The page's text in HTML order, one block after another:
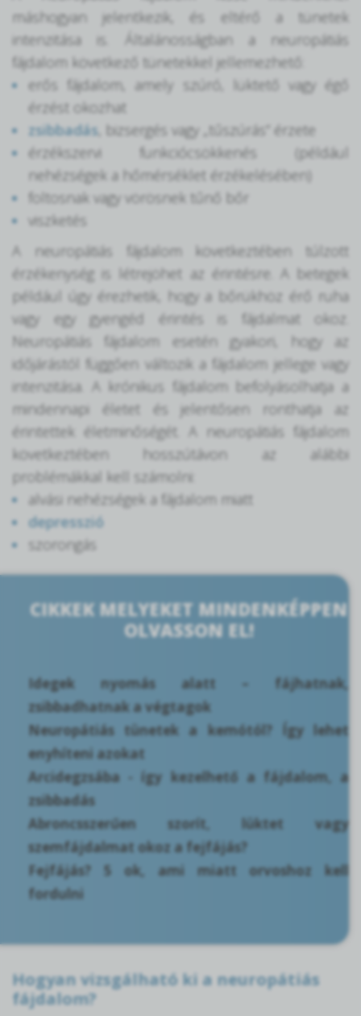
máshogyan jelentkezik, és eltérő a tünetek
intenzitása is. Általánosságban a neuropátiás
fájdalom következő tünetekkel jellemezhető:
erős fájdalom, amely szúró, lüktető vagy égő
érzést okozhat
zsibbadás , bizsergés vagy „tűszúrás” érzete
érzékszervi funkciócsökkenés (például
nehézségek a hőmérséklet érzékelésében)
foltosnak vagy vörösnek tűnő bőr
viszketés
A neuropátiás fájdalom következtében túlzott
érzékenység is létrejöhet az érintésre. A betegek
például úgy érezhetik, hogy a bőrükhöz érő ruha
vagy egy gyengéd érintés is fájdalmat okoz.
Neuropátiás fájdalom esetén gyakori, hogy az
időjárástól függően változik a fájdalom jellege vagy
intenzitása. A krónikus fájdalom befolyásolhatja a
mindennapi életet és jelentősen ronthatja az
érintettek életminőségét. A neuropátiás fájdalom
következtében hosszútávon az alábbi
problémákkal kell számolni:
alvási nehézségek a fájdalom miatt
depresszió
szorongás
CIKKEK MELYEKET MINDENKÉPPEN
OLVASSON EL!
Idegek nyomás alatt – fájhatnak,
zsibbadhatnak a végtagok
Neuropátiás tünetek a kemótól? Így lehet
enyhíteni azokat
Arcidegzsába - így kezelhető a fájdalom, a
zsibbadás
Abroncsszerűen szorít, lüktet vagy
szemfájdalmat okoz a fejfájás?
Fejfájás? 5 ok, ami miatt orvoshoz kell
fordulni
Hogyan vizsgálható ki a neuropátiás
fájdalom?